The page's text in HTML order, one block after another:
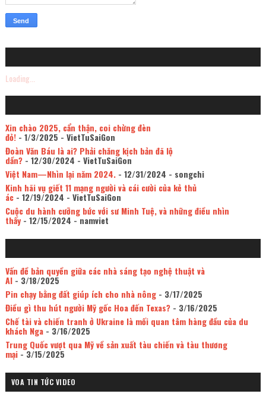
Loading...
Xin chào 2025, cẩn thận, coi chừng đèn
đỏ!- 1/3/2025- VietTuSaiGon
Đoàn Văn Báu là ai? Phải chăng kịch bản đã lộ
dần?- 12/30/2024 - VietTuSaiGon
Việt Nam—Nhìn lại năm 2024.- 12/31/2024 - songchi
Kinh hãi vụ giết 11 mạng người và cái cười của kẻ thủ
ác- 12/19/2024 - VietTuSaiGon
Cuộc du hành cưỡng bức với sư Minh Tuệ, và những điều nhìn
thấy- 12/15/2024 - namviet
Vấn đề bản quyền giữa các nhà sáng tạo nghệ thuật và
AI- 3/18/2025
Pin chạy bằng đất giúp ích cho nhà nông- 3/17/2025
Điều gì thu hút người Mỹ gốc Hoa đến Texas?- 3/16/2025
Chế tài và chiến tranh ở Ukraine là mối quan tâm hàng đầu của du
khách Nga- 3/16/2025
Trung Quốc vượt qua Mỹ về sản xuất tàu chiến và tàu thương
mại- 3/15/2025
VOA TIN TỨC VIDEO